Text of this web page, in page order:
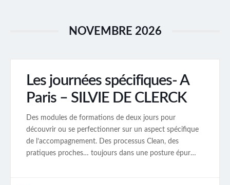
NOVEMBRE 2026
Les journées spécifiques- A
Paris – SILVIE DE CLERCK
Des modules de formations de deux jours pour
découvrir ou se perfectionner sur un aspect spécifique
de l’accompagnement. Des processus Clean, des
pratiques proches… toujours dans une posture épurée